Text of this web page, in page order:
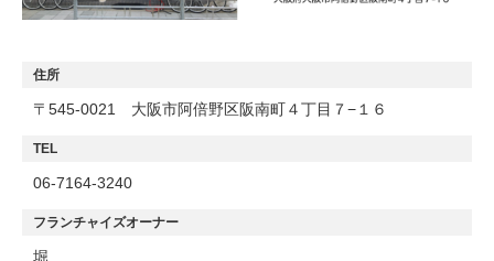
住所
〒545-0021 大阪市阿倍野区阪南町４丁目７−１６
TEL
06-7164-3240
フランチャイズオーナー
堀